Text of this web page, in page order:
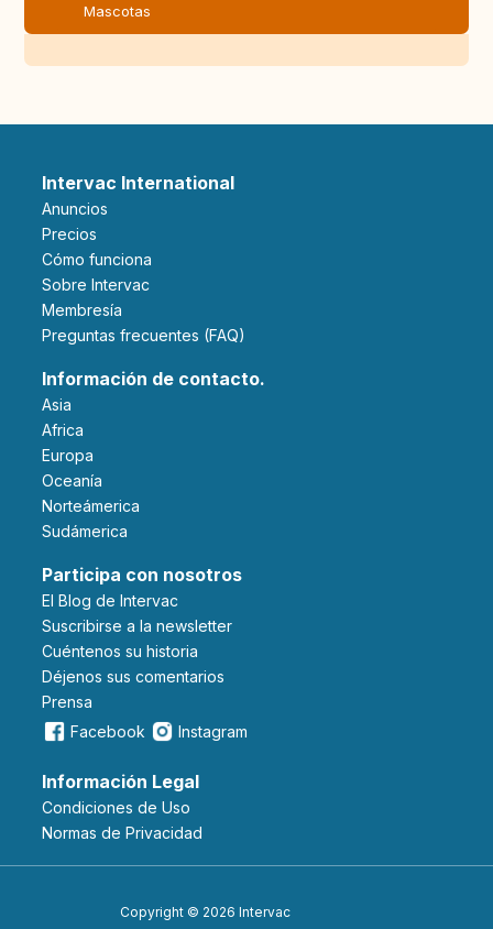
Mascotas
Intervac International
Anuncios
Precios
Cómo funciona
Sobre Intervac
Membresía
Preguntas frecuentes (FAQ)
Información de contacto.
Asia
Africa
Europa
Oceanía
Norteámerica
Sudámerica
Participa con nosotros
El Blog de Intervac
Suscribirse a la newsletter
Cuéntenos su historia
Déjenos sus comentarios
Prensa
Facebook
Instagram
Información Legal
Condiciones de Uso
Normas de Privacidad
Copyright © 2026 Intervac